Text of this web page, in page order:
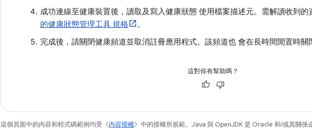
成功連線至健康裝置後，讀取及寫入健康狀態 使用檔案描述元。需解讀收到的
的健康狀態管理工具 規格
。
完成後，請關閉健康頻道並取消註冊應用程式。該頻道也 會在長時間閒置時關
這對你有幫助嗎？
這個頁面中的內容和程式碼範例均受《內容授權》中的授權所規範。Java 與 OpenJDK 是 Oracle 和/或其關係